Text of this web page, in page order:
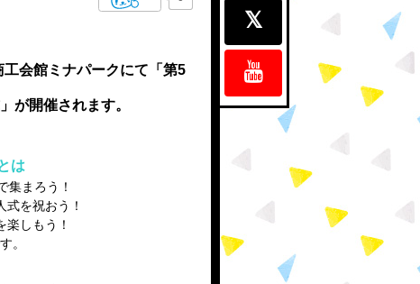
会館ミナパークにて「第5
が開催されます。
は
集まろう！
を祝おう！
しもう！
。